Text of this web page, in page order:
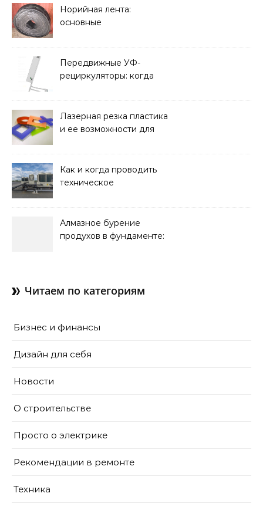
Норийная лента:
основные
и советы по выбору
Передвижные УФ-
рециркуляторы: когда
Лазерная резка пластика
и ее возможности для
Как и когда проводить
техническое
Алмазное бурение
продухов в фундаменте:
Читаем по категориям
Бизнес и финансы
Дизайн для себя
Новости
О строительстве
Просто о электрике
Рекомендации в ремонте
Техника